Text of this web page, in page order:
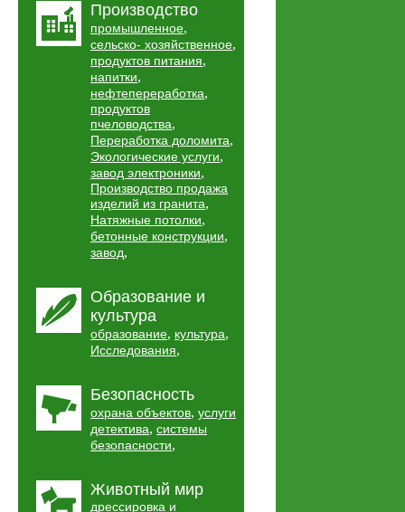
Производство
промышленное,
сельско- хозяйственное,
продуктов питания,
напитки,
нефтепереработка,
продуктов
пчеловодства,
Переработка доломита,
Экологические услуги,
завод электроники,
Производство продажа
изделий из гранита,
Натяжные потолки,
бетонные конструкции,
завод,
Образование и
культура
образование, культура,
Исследования,
Безопасность
охрана объектов, услуги
детектива, системы
безопасности,
Животный мир
дрессировка и